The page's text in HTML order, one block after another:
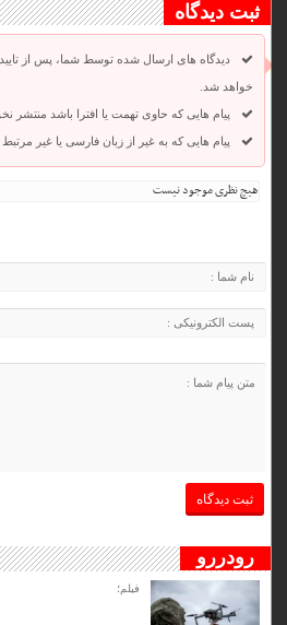
ثبت دیدگاه
دیدگاه های ارسال شده توسط شما، پس از تایید
خواهد شد.
پیام هایی که حاوی تهمت یا افترا باشد منتشر
پیام هایی که به غیر از زبان فارسی یا غیر مرتبط
هیچ نظری موجود نیست
رودررو
فیلم؛